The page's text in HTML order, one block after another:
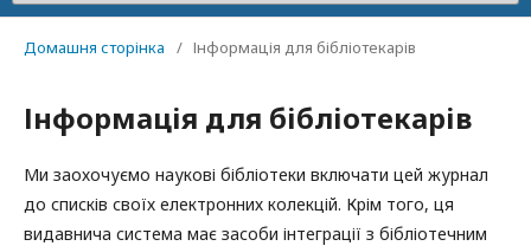
Домашня сторінка / Інформація для бібліотекарів
Інформація для бібліотекарів
Ми заохочуємо наукові бібліотеки включати цей журнал
до списків своїх електронних колекцій. Крім того, ця
видавнича система має засоби інтеграції з бібліотечним